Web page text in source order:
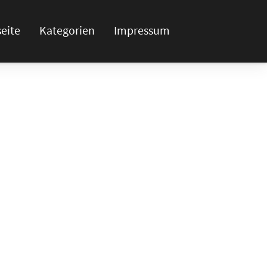
Kategorien Impressum